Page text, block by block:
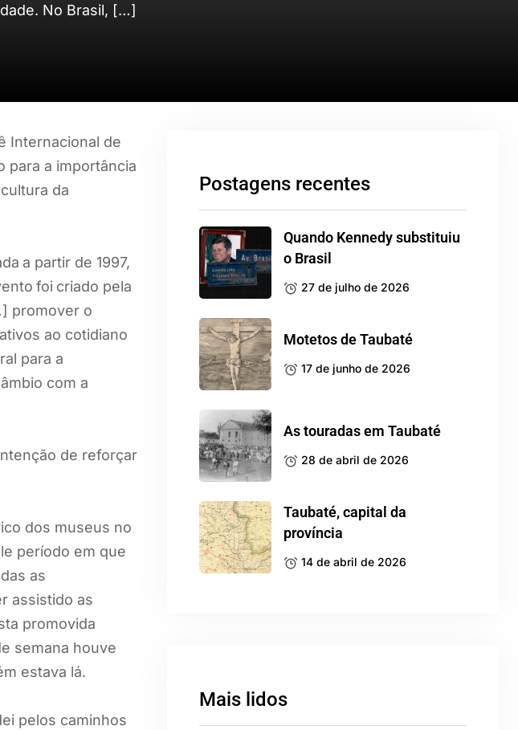
No Brasil, […]
Internacional de
para a importância
da
a partir de 1997,
foi criado pela
promover o
ao cotidiano
para a
com a
de reforçar
dos museus no
período em que
as
assistido as
promovida
semana houve
estava lá.
pelos caminhos
Postagens recentes
Quando Kennedy substituiu
o Brasil
27 de julho de 2026
Motetos de Taubaté
17 de junho de 2026
As touradas em Taubaté
28 de abril de 2026
Taubaté, capital da
província
14 de abril de 2026
Mais lidos